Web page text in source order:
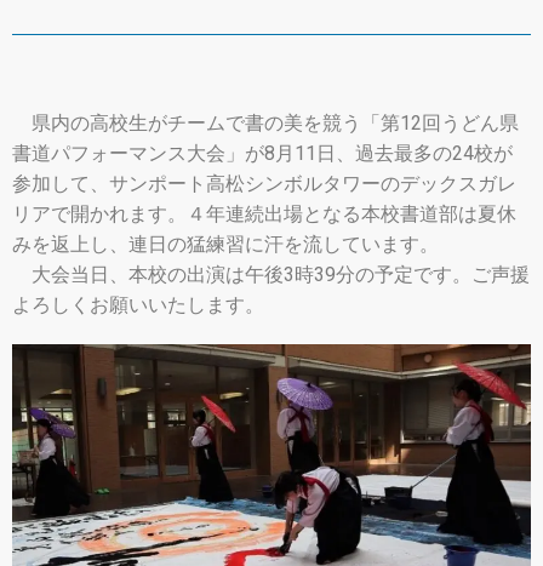
県内の高校生がチームで書の美を競う「第12回うどん県
書道パフォーマンス大会」が8月11日、過去最多の24校が
参加して、サンポート高松シンボルタワーのデックスガレ
リアで開かれます。４年連続出場となる本校書道部は夏休
みを返上し、連日の猛練習に汗を流しています。
大会当日、本校の出演は午後3時39分の予定です。ご声援
よろしくお願いいたします。